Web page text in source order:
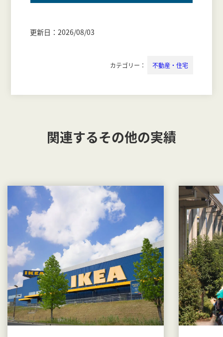
更新日：2026/08/03
カテゴリー： 不動産・住宅
関連するその他の実績